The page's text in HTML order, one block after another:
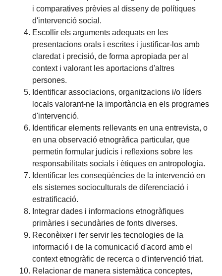
i comparatives prèvies al disseny de polítiques
d'intervenció social.
Escollir els arguments adequats en les
presentacions orals i escrites i justificar-los amb
claredat i precisió, de forma apropiada per al
context i valorant les aportacions d'altres
persones.
Identificar associacions, organitzacions i/o líders
locals valorant-ne la importància en els programes
d'intervenció.
Identificar elements rellevants en una entrevista, o
en una observació etnogràfica particular, que
permetin formular judicis i reflexions sobre les
responsabilitats socials i ètiques en antropologia.
Identificar les conseqüències de la intervenció en
els sistemes socioculturals de diferenciació i
estratificació.
Integrar dades i informacions etnogràfiques
primàries i secundàries de fonts diverses.
Reconèixer i fer servir les tecnologies de la
informació i de la comunicació d'acord amb el
context etnogràfic de recerca o d'intervenció triat.
Relacionar de manera sistemàtica conceptes,